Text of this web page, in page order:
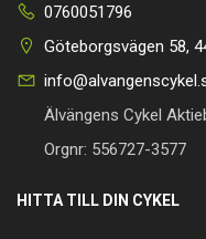
0760051796
Göteborgsvägen 58,
Älvängens Cykel
Orgnr: 556727-3577
HITTA TILL DIN CYKEL